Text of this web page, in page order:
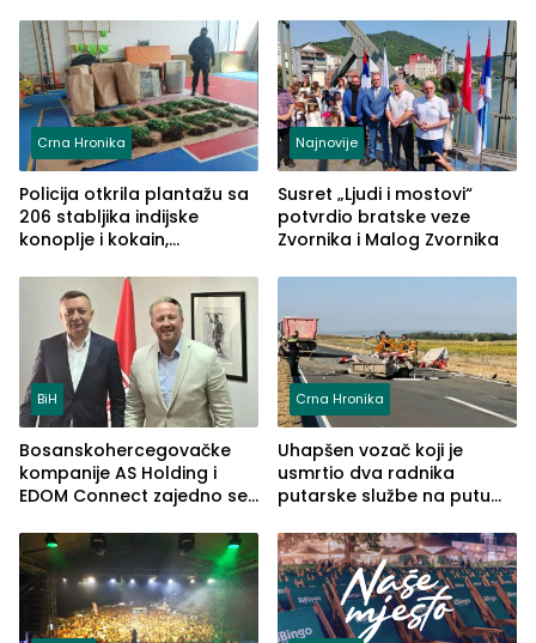
Crna Hronika
Policija otkrila plantažu sa
206 stabljika indijske
konoplje i kokain,
(FOTO)
Najnovije
Susret „Ljudi i mostovi“
potvrdio bratske veze
Zvornika i Malog Zvornika
BiH
Bosanskohercegovačke
kompanije AS Holding i
EDOM Connect zajedno se
Crna Hronika
Uhapšen vozač koji je
usmrtio dva radnika
putarske službe na putu
(FOTO)